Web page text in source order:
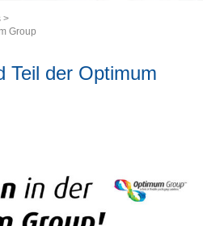
>
Group
Teil der Optimum